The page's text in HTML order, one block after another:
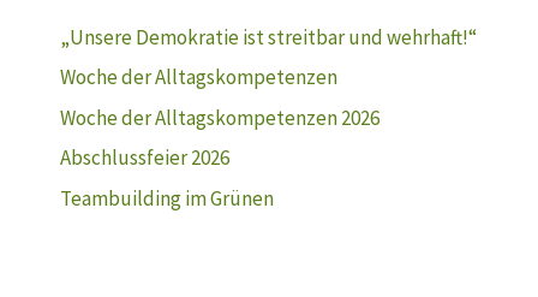
„Unsere Demokratie ist streitbar und wehrhaft!“
Woche der Alltagskompetenzen
Woche der Alltagskompetenzen 2026
Abschlussfeier 2026
Teambuilding im Grünen